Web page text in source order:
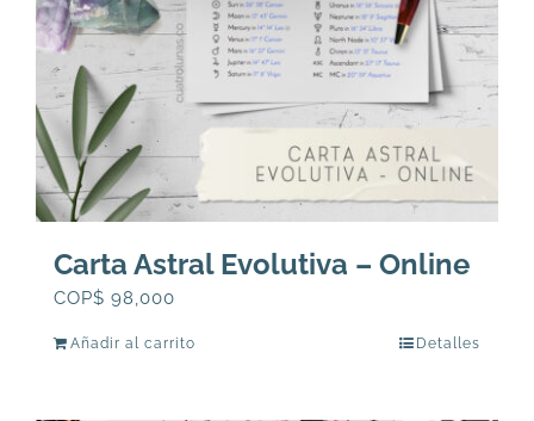
Carta Astral Evolutiva – Online
COP$ 98,000
Añadir al carrito Detalles